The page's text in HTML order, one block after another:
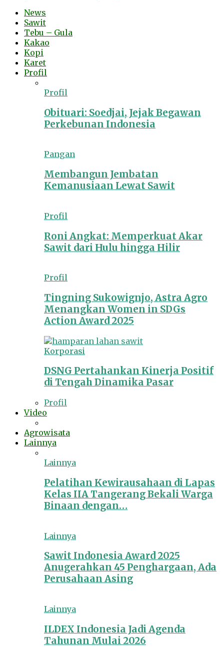
News
Sawit
Tebu – Gula
Kakao
Kopi
Karet
Profil
Profil
Obituari: Soedjai, Jejak Begawan
Perkebunan Indonesia
Pangan
Membangun Jembatan
Kemanusiaan Lewat Sawit
Profil
Roni Angkat: Memperkuat Akar
Sawit dari Hulu hingga Hilir
Profil
Tingning Sukowignjo, Astra Agro
Menangkan Women in SDGs
Action Award 2025
Korporasi
DSNG Pertahankan Kinerja Positif
di Tengah Dinamika Pasar
Profil
Video
Agrowisata
Lainnya
Lainnya
Pelatihan Kewirausahaan di Lapas
Kelas IIA Tangerang Bekali Warga
Binaan dengan…
Lainnya
Sawit Indonesia Award 2025
Anugerahkan 45 Penghargaan, Ada
Perusahaan Asing
Lainnya
ILDEX Indonesia Jadi Agenda
Tahunan Mulai 2026